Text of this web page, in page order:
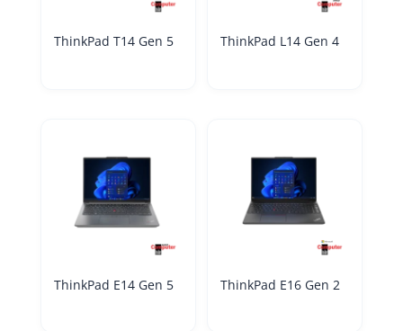
ThinkPad T14 Gen 5 ThinkPad L14 Gen 4
ThinkPad E14 Gen 5 ThinkPad E16 Gen 2